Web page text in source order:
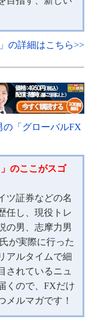
の詳細はこちら>>
「グローバルFX
のここがスゴ
ツ証券などの名
任し、現役トレ
の男、志摩力男
が実際に行った
アルタイムで細
されているニュ
くので、FXだけ
メルマガです！